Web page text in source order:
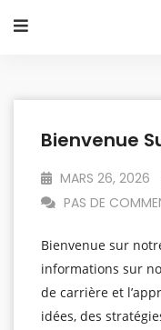
Bienvenue
MARS 26, 2026
PAS DE
Bienvenue sur
informations sur
de carrière et
idées, des